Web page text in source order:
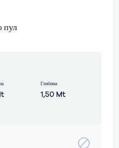
пул
Глибина
1,50 Mt